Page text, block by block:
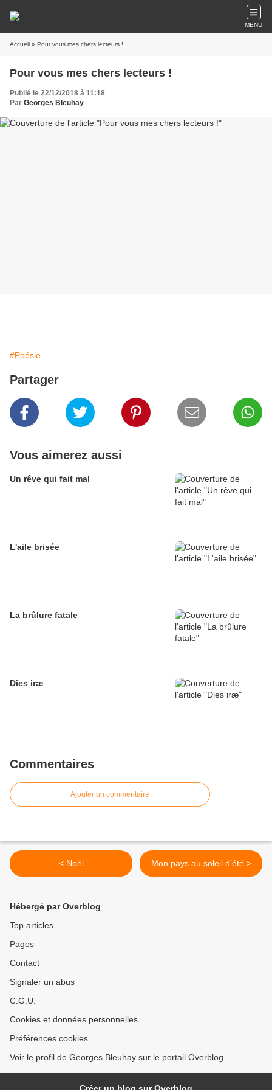
MENU
Accueil » Pour vous mes chers lecteurs !
Pour vous mes chers lecteurs !
Publié le 22/12/2018 à 11:18
Par Georges Bleuhay
#Poésie
Partager
Vous aimerez aussi
Un rêve qui fait mal
L'aile brisée
La brûlure fatale
Dies iræ
Commentaires
Ajouter un commentaire
< Noël​​​​​​​ Mon pays au soleil d’été >
Hébergé par Overblog
Top articles
Pages
Contact
Signaler un abus
C.G.U.
Cookies et données personnelles
Préférences cookies
Voir le profil de Georges Bleuhay sur le portail Overblog